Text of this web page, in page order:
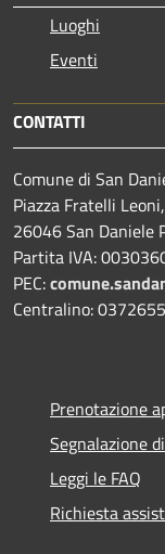
Luoghi
Eventi
CONTATTI
Comune di San
Piazza Fratelli
26046 San Daniele
Partita IVA:
PEC:
Centralino:
Prenotazione
Segnalazione
Leggi le FAQ
Richiesta